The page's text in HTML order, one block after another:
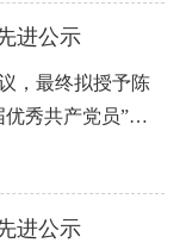
请
赢利性活动的，
况严重的，给予
考核不能为优
副班主任津贴部
。（2）原来18元/
构工资的修改：原
到第三个半年享
月正常结构工资
育集团 2013年1月
进公示
，最终拟授予陈
秀共产党员”荣
团第四届师德先
进公示